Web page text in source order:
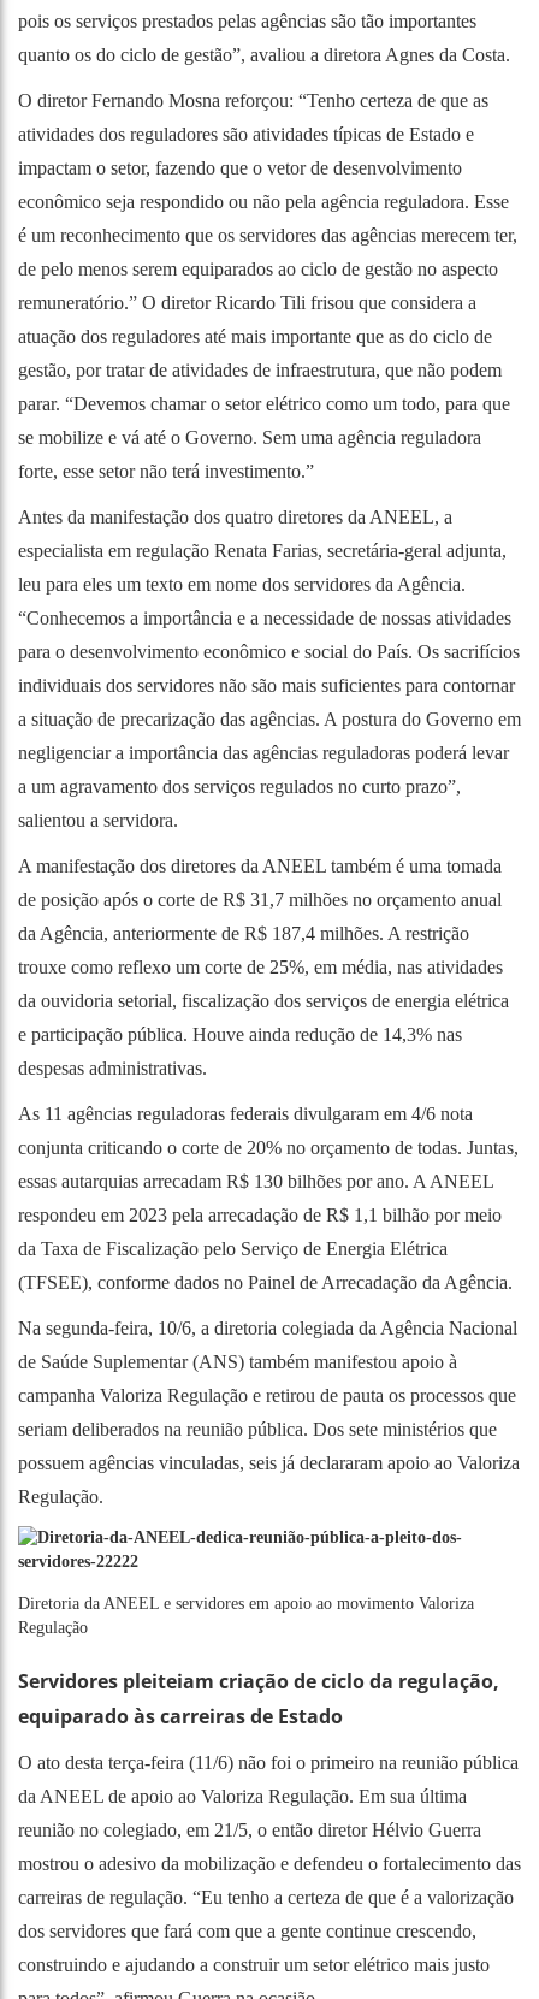
pois os serviços prestados pelas agências são tão importantes
quanto os do ciclo de gestão”, avaliou a diretora Agnes da Costa.
O diretor Fernando Mosna reforçou: “Tenho certeza de que as
atividades dos reguladores são atividades típicas de Estado e
impactam o setor, fazendo que o vetor de desenvolvimento
econômico seja respondido ou não pela agência reguladora. Esse
é um reconhecimento que os servidores das agências merecem ter,
de pelo menos serem equiparados ao ciclo de gestão no aspecto
remuneratório.” O diretor Ricardo Tili frisou que considera a
atuação dos reguladores até mais importante que as do ciclo de
gestão, por tratar de atividades de infraestrutura, que não podem
parar. “Devemos chamar o setor elétrico como um todo, para que
se mobilize e vá até o Governo. Sem uma agência reguladora
forte, esse setor não terá investimento.”
Antes da manifestação dos quatro diretores da ANEEL, a
especialista em regulação Renata Farias, secretária-geral adjunta,
leu para eles um texto em nome dos servidores da Agência.
“Conhecemos a importância e a necessidade de nossas atividades
para o desenvolvimento econômico e social do País. Os sacrifícios
individuais dos servidores não são mais suficientes para contornar
a situação de precarização das agências. A postura do Governo em
negligenciar a importância das agências reguladoras poderá levar
a um agravamento dos serviços regulados no curto prazo”,
salientou a servidora.
A manifestação dos diretores da ANEEL também é uma tomada
de posição após o corte de R$ 31,7 milhões no orçamento anual
da Agência, anteriormente de R$ 187,4 milhões. A restrição
trouxe como reflexo um corte de 25%, em média, nas atividades
da ouvidoria setorial, fiscalização dos serviços de energia elétrica
e participação pública. Houve ainda redução de 14,3% nas
despesas administrativas.
As 11 agências reguladoras federais divulgaram em 4/6 nota
conjunta criticando o corte de 20% no orçamento de todas. Juntas,
essas autarquias arrecadam R$ 130 bilhões por ano. A ANEEL
respondeu em 2023 pela arrecadação de R$ 1,1 bilhão por meio
da Taxa de Fiscalização pelo Serviço de Energia Elétrica
(TFSEE), conforme dados no Painel de Arrecadação da Agência.
Na segunda-feira, 10/6, a diretoria colegiada da Agência Nacional
de Saúde Suplementar (ANS) também manifestou apoio à
campanha Valoriza Regulação e retirou de pauta os processos que
seriam deliberados na reunião pública. Dos sete ministérios que
possuem agências vinculadas, seis já declararam apoio ao Valoriza
Regulação.
Diretoria da ANEEL e servidores em apoio ao movimento Valoriza
Regulação
Servidores pleiteiam criação de ciclo da regulação,
equiparado às carreiras de Estado
O ato desta terça-feira (11/6) não foi o primeiro na reunião pública
da ANEEL de apoio ao Valoriza Regulação. Em sua última
reunião no colegiado, em 21/5, o então diretor Hélvio Guerra
mostrou o adesivo da mobilização e defendeu o fortalecimento das
carreiras de regulação. “Eu tenho a certeza de que é a valorização
dos servidores que fará com que a gente continue crescendo,
construindo e ajudando a construir um setor elétrico mais justo